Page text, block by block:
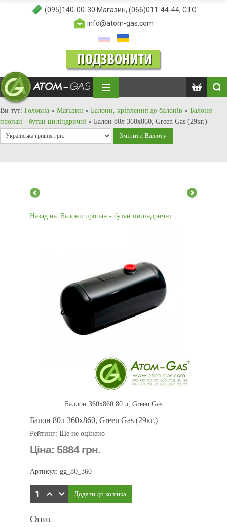
(095)140-00-30 Магазин, (066)011-44-44, СТО
info@atom-gas.com
Ви тут: Головна » Магазин » Балони, кріплення до балонів » Балони
пропан - бутан циліндричні » Балон 80л 360х860, Green Gas (29кг.)
Назад на :Балони пропан - бутан циліндричні
Баллон 360х860 80 л, Green Gas
Балон 80л 360х860, Green Gas (29кг.)
Рейтинг: Ще не оцінено
Ціна: 5884 грн.
Артикул: gg_80_360
Опис